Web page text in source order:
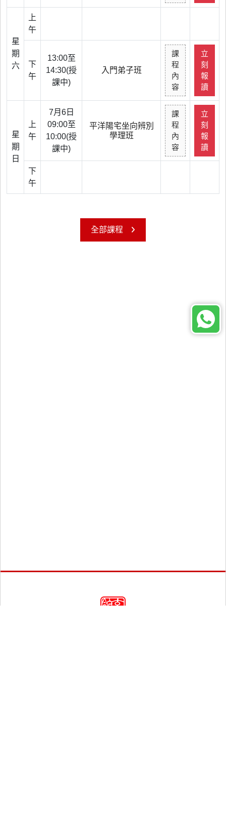
星
期
六
上
午
下
午
13:00至
14:30(授
課中)
入門弟子班
課
程
內
容
立
刻
報
讀
星
期
日
上
午
7月6日
09:00至
10:00(授
課中)
平洋陽宅坐向辨別
學理班
課
程
內
容
立
刻
報
讀
下
午
全部課程